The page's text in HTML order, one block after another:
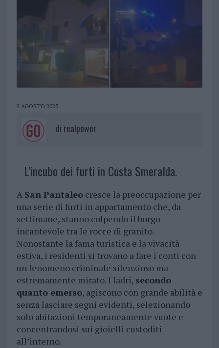
2 AGOSTO 2025
di realpower
L’incubo dei furti in Costa Smeralda.
A San Pantaleocresce la preoccupazione per
una serie di furti in appartamento che, da
settimane, stanno colpendo il borgo
incantevole tra le rocce di granito.
Nonostante la fama turistica e la vivacità
estiva, i residenti si trovano a fare i conti con
un fenomeno criminale silenzioso ma
estremamente mirato. I ladri, secondo
quanto emerso, agiscono con grande abilità e
senza lasciare segni evidenti, selezionando
solo abitazioni temporaneamente vuote e
concentrandosi sui gioielli custoditi
all’interno.